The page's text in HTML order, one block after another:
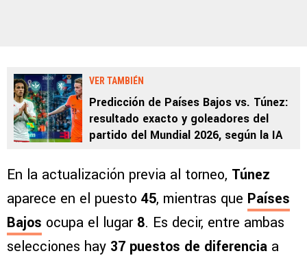
VER TAMBIÉN
Predicción de Países Bajos vs. Túnez:
resultado exacto y goleadores del
partido del Mundial 2026, según la IA
En la actualización previa al torneo, Túnez
aparece en el puesto 45, mientras que Países
Bajos ocupa el lugar 8. Es decir, entre ambas
selecciones hay 37 puestos de diferencia a